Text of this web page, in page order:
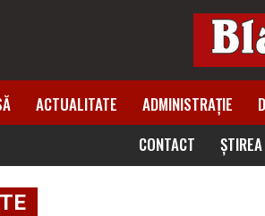
ACTUALITATE ADMINISTRAȚIE
CONTACT